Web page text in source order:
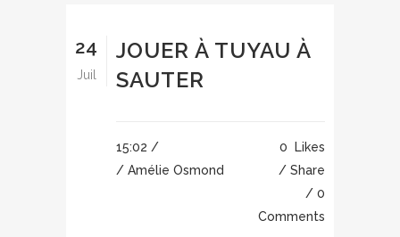
24
Juil
JOUER À TUYAU À
SAUTER
15:02 /
/ Amélie Osmond
0
Likes
Share
0
Comments